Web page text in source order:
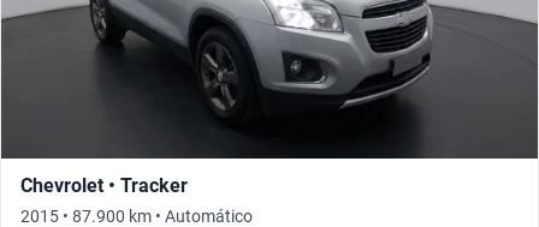
Chevrolet • Tracker
2015 • 87.900 km • Automático